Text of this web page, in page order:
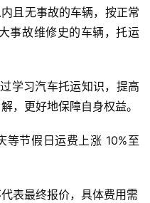
且无事故的车辆，按正常
事故维修史的车辆，托运
学习汽车托运知识，提高
，更好地保障自身权益。
等节假日运费上涨 10%至
表最终报价，具体费用需